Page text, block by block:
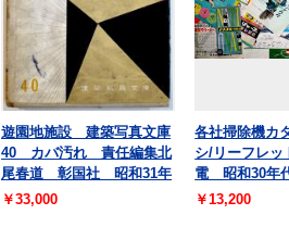
遊園地施設 建築写真文庫
40 カバ汚れ 責任編集北
尾春道 彰国社 昭和31年
￥33,000
各社掃除機カ
シ/リーフレ
電 昭和30年
￥13,200